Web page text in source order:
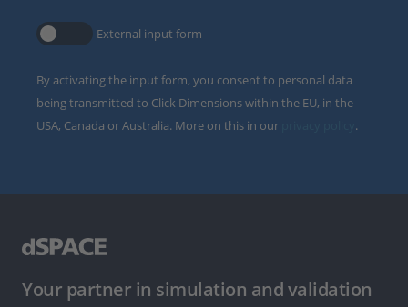
External input form
By activating the input form, you consent to personal data
being transmitted to Click Dimensions within the EU, in the
USA, Canada or Australia. More on this in our
.
Your partner in simulation and validation